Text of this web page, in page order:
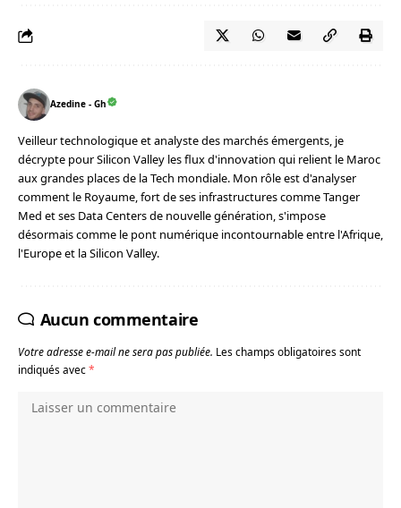
Azedine - Gh
Veilleur technologique et analyste des marchés émergents, je
décrypte pour Silicon Valley les flux d'innovation qui relient le Maroc
aux grandes places de la Tech mondiale. Mon rôle est d'analyser
comment le Royaume, fort de ses infrastructures comme Tanger
Med et ses Data Centers de nouvelle génération, s'impose
désormais comme le pont numérique incontournable entre l'Afrique,
l'Europe et la Silicon Valley.
Aucun commentaire
Votre adresse e-mail ne sera pas publiée. Les champs obligatoires sont
indiqués avec*